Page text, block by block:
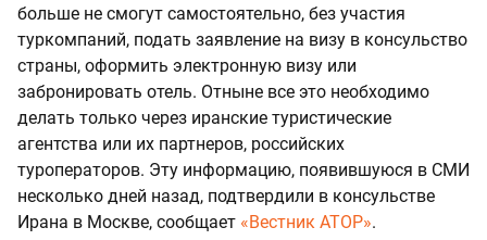
больше не смогут самостоятельно, без участия
туркомпаний, подать заявление на визу в консульство
страны, оформить электронную визу или
забронировать отель. Отныне все это необходимо
делать только через иранские туристические
агентства или их партнеров, российских
туроператоров. Эту информацию, появившуюся в СМИ
несколько дней назад, подтвердили в консульстве
Ирана в Москве, сообщает «Вестник АТОР».